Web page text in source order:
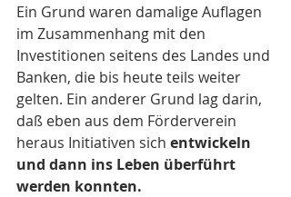
Ein Grund waren damalige Auflagen
im Zusammenhang mit den
Investitionen seitens des Landes und
Banken, die bis heute teils weiter
gelten. Ein anderer Grund lag darin,
daß eben aus dem Förderverein
heraus Initiativen sich entwickeln
und dann ins Leben überführt
werden konnten.